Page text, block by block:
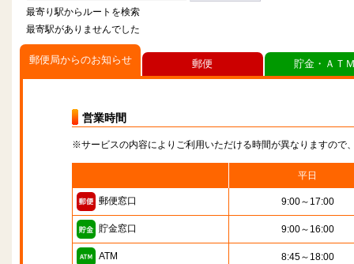
最寄り駅からルートを検索
最寄駅がありませんでした
郵便局からのお知らせ
営業時間
※サービスの内容によりご利用いただける時間が異なりますので
平日
郵便窓口 9:00～17:00
貯金窓口 9:00～16:00
ATM 8:45～18:00
郵便 貯金・ＡＴ